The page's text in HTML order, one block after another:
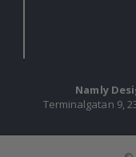
Namly
Terminalgatan 9,